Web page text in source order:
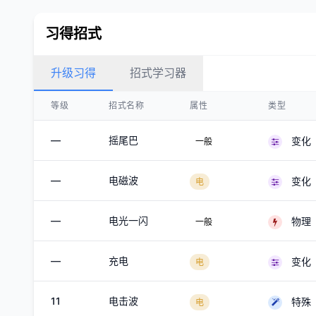
习得招式
升级习得 招式学习器
等级 招式名称 属性 类型
— 摇尾巴 一般 变化
— 电磁波 电 变化
— 电光一闪 一般 物理
— 充电 电 变化
11 电击波 电 特殊